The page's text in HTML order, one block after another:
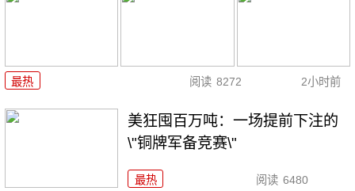
最热 阅读 8272 2小时前
美狂囤百万吨：一场提前下注的
\"铜牌军备竞赛\"
最热 阅读 6480